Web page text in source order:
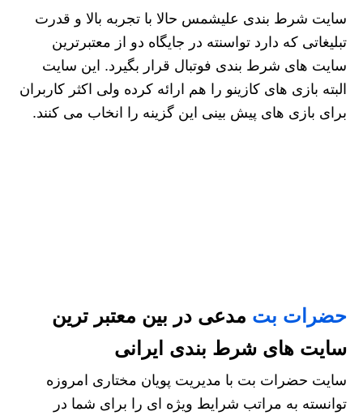
سایت شرط بندی علیشمس حالا با تجربه بالا و قدرت
تبلیغاتی که دارد تواسنته در جایگاه دو از معتبرترین
سایت های شرط بندی فوتبال قرار بگیرد. این سایت
البته بازی های کازینو را هم ارائه کرده ولی اکثر کاربران
برای بازی های پیش بینی این گزینه را انخاب می کنند.
حضرات بت مدعی در بین معتبر ترین
سایت های شرط بندی ایرانی
سایت حضرات بت با مدیریت پویان مختاری امروزه
توانسته به مراتب شرایط ویژه ای را برای شما در